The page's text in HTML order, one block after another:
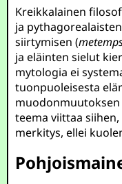
Kreikkalainen
ja
siirtymisen (
ja eläinten sielut
mytologia ei
tuonpuoleisesta
teema viittaa
merkitys, ellei